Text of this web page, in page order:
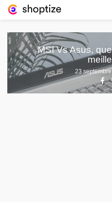
MSI Vs Asus,
23